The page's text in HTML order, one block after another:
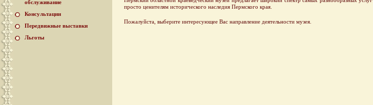
обслуживание
Консультации
Передвижные выставки
Льготы
просто ценителям исторического наследия Пермского края.
Пожалуйста, выберите интересующее Вас направление деятельности музея.